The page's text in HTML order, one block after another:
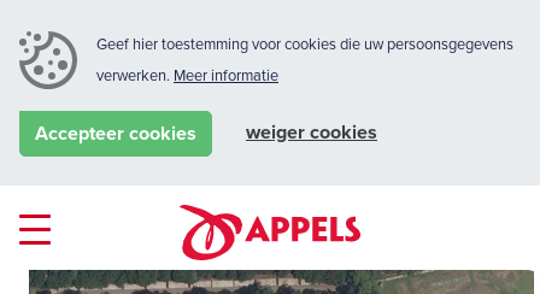
Geef hier toestemming voor cookies die uw persoonsgegevens
verwerken. Meer informatie
Accepteer cookies weiger cookies